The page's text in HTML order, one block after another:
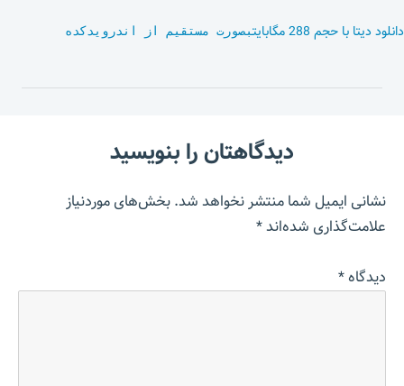
دانلود دیتا با حجم 288 مگابایت بصورت مستقیم از اندرویدکده
دیدگاهتان را بنویسید
نشانی ایمیل شما منتشر نخواهد شد.بخش‌های موردنیاز
علامت‌گذاری شده‌اند*
دیدگاه*